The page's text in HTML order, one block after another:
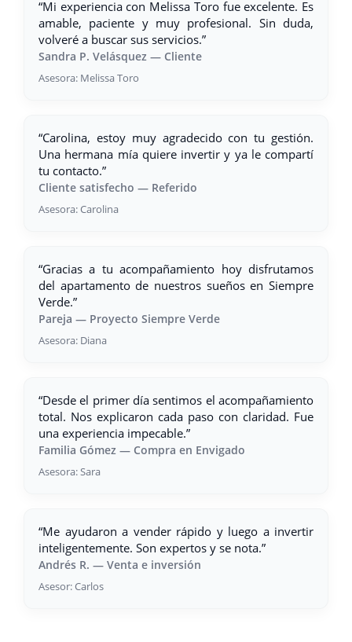
“Mi experiencia con Melissa Toro fue excelente. Es
amable, paciente y muy profesional. Sin duda,
volveré a buscar sus servicios.”
Sandra P. Velásquez — Cliente
Asesora: Melissa Toro
“Carolina, estoy muy agradecido con tu gestión.
Una hermana mía quiere invertir y ya le compartí
tu contacto.”
Cliente satisfecho — Referido
Asesora: Carolina
“Gracias a tu acompañamiento hoy disfrutamos
del apartamento de nuestros sueños en Siempre
Verde.”
Pareja — Proyecto Siempre Verde
Asesora: Diana
“Desde el primer día sentimos el acompañamiento
total. Nos explicaron cada paso con claridad. Fue
una experiencia impecable.”
Familia Gómez — Compra en Envigado
Asesora: Sara
“Me ayudaron a vender rápido y luego a invertir
inteligentemente. Son expertos y se nota.”
Andrés R. — Venta e inversión
Asesor: Carlos